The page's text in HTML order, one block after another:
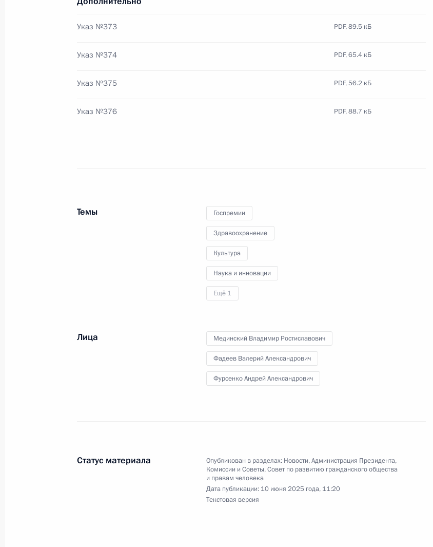
20 июня 2025 года, пятница
Поздравление победителю чемпионата мира по дзюдо 2025 г.
Тасоеву
2025 года в Будапеште (Венгрия) в весовой категории до 100 кг
16 июня 2025 года, понедельник
Указ №373 PDF,89.5 кБ
Указ №374 PDF,65.4 кБ
Указ №375 PDF,56.2 кБ
Указ №376 PDF,88.7 кБ
Темы Госпремии
Здравоохранение
Культура
Наука и инновации
Ещё 1
Лица Мединский Владимир Ростиславович
Фадеев Валерий Александрович
Фурсенко Андрей Александрович
Статус материала Опубликован в разделах: Новости,Администрация Президента,
Комиссии и Советы,Совет по развитию гражданского общества
и правам человека
Дата публикации: 10 июня 2025 года, 11:20
Текстовая версия